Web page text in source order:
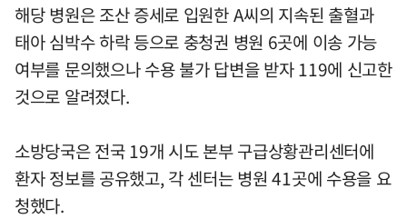
해당 병원은 조산 증세로 입원한 A씨의 지속된 출혈과
태아 심박수 하락 등으로 충청권 병원 6곳에 이송 가능
여부를 문의했으나 수용 불가 답변을 받자 119에 신고한
것으로 알려졌다.
소방당국은 전국 19개 시도 본부 구급상황관리센터에
환자 정보를 공유했고, 각 센터는 병원 41곳에 수용을 요
청했다.